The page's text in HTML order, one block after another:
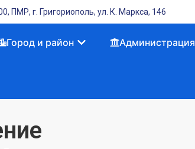
ПМР, г. Григориополь, ул. К. Маркса, 146
Город и район Администрация